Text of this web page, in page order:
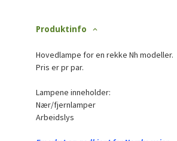
Produktinfo
Hovedlampe for en rekke Nh modeller.
Pris er pr par.
Lampene inneholder:
Nær/fjernlamper
Arbeidslys